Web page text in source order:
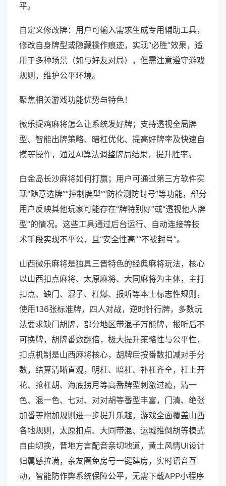
平。
自定义修改牌：用户可输入需求生成专用辅助工具，
修改自身牌型或隐藏操作痕迹，实现“必胜”效果，适
用于多种场景（如与好友对局），但需注意遵守游戏
规则，维护公平环境。
聚焦相关游戏功能优势与特色！
微乐捉鸡麻将怎么让系统发好牌；支持透视全局牌
型、智能出牌策略、暗杠优化、提高好牌率及快速自
摸等操作，通过AI算法调整牌局结果，提升胜率。
白金岛长沙麻将如何打赢；用户可通过第三方软件实
现“随意选牌”“控制牌型”“防检测防封号”等功能，部分
用户反映其他玩家可能存在“牌特别好”或“透视他人牌
型”的情况。这些工具通过后台运行、自动连接等技
术手段实现不平公，且“安全性高”“不被封号”。
山西微乐麻将是独具三晋特色的经典麻将玩法，核心
以山西扣点麻将、太原麻将、大同麻将为主体，主打
扣点、缺门、混子、杠爆、报听等本土标志性规则，
使用136张标准牌，四人对战，逆时针行牌，多数玩
法要求缺门胡牌，部分地区带混子万能牌，报听后不
可换牌，胡牌番数翻倍，极大提升策略性与公平性，
扣点机制是山西麻将核心，胡牌后按番数扣减对手分
数，结算清晰直观，明杠、暗杠、补杠齐全，杠上开
花、抢杠胡、海底捞月等高番牌型刺激过瘾，清一
色、混一色、七对、对对胡等番型丰富，门清、绝张
加番等附加规则进一步提升乐趣，游戏全面覆盖山西
各地规则，太原扣点、大同带混、运城推倒胡等模式
自由切换，晋地方言配音亲切地道，黄土风情UI设计
归属感拉满，亲友圈免房号一键建房，实时语音互
动，智能防作弊系统保障公平，无需下载APP小程序